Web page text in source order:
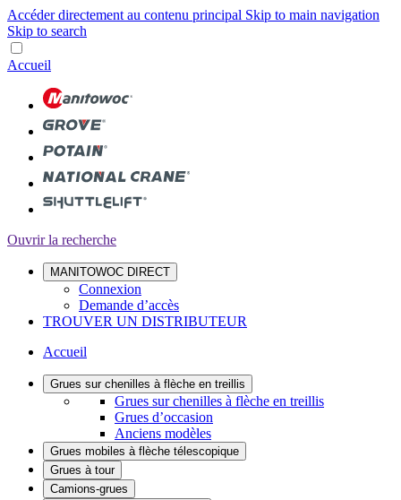
Accéder directement au contenu principal Skip to main navigation
Skip to search
Accueil
Ouvrir la recherche
MANITOWOC DIRECT
Connexion
Demande d’accès
TROUVER UN DISTRIBUTEUR
Accueil
Grues sur chenilles à flèche en treillis
Grues sur chenilles à flèche en treillis
Grues d’occasion
Anciens modèles
Grues mobiles à flèche télescopique
Grues à tour
Camions-grues